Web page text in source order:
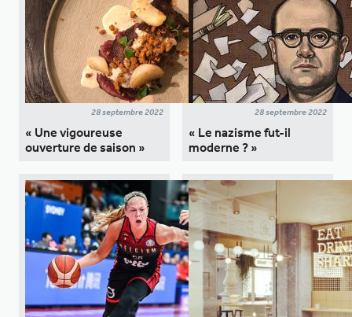
28 septembre 2022
« Une vigoureuse
ouverture de saison »
28 septembre 2022
« Le nazisme fut-il
moderne ? »